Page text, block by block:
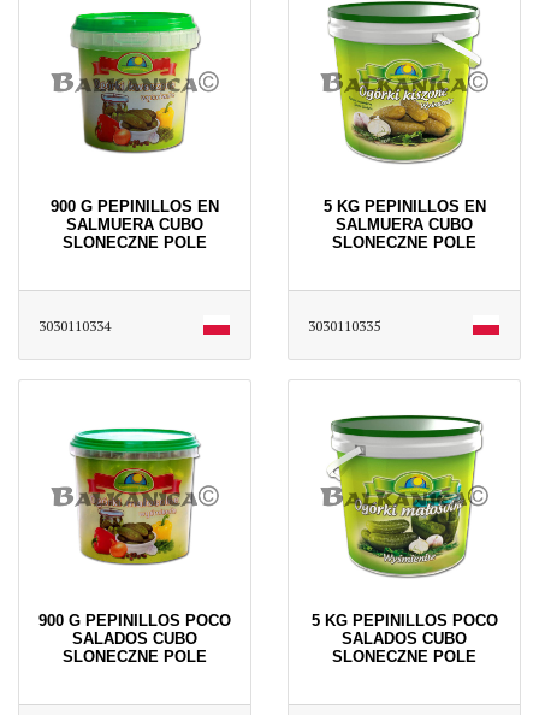
900 G PEPINILLOS EN
SALMUERA CUBO
SLONECZNE POLE
3030110334
5 KG PEPINILLOS EN
SALMUERA CUBO
SLONECZNE POLE
3030110335
900 G PEPINILLOS POCO
SALADOS CUBO
SLONECZNE POLE
5 KG PEPINILLOS POCO
SALADOS CUBO
SLONECZNE POLE